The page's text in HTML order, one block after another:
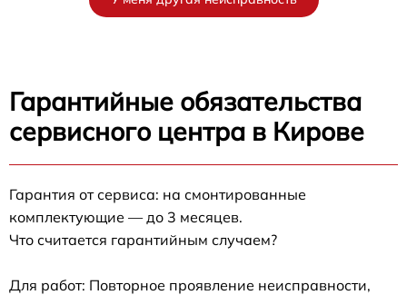
Гарантийные обязательства
сервисного центра в Кирове
Гарантия от сервиса: на смонтированные
комплектующие — до 3 месяцев.
Что считается гарантийным случаем?
Для работ: Повторное проявление неисправности,